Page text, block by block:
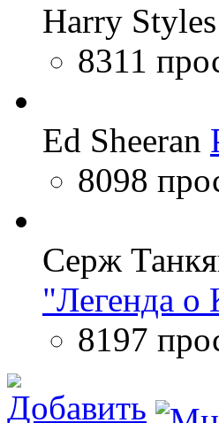
Harry Styles
8311
Ed Sheeran
8098
Серж
"Легенда о
8197